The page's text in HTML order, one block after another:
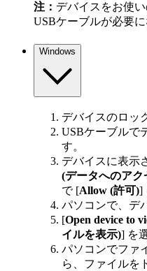
注： デバイスをお使
USBケーブルが必要
Windows
デバイスのロッ
USBケーブルで
す。
デバイスに表示
(データへのア
で [Allow (許可)]
パソコンで、デ
[Open device to
イルを表示)] を
パソコンでファ
ら、ファイルを